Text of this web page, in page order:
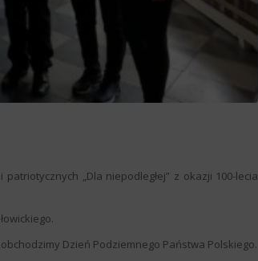
„Dla niepodległej” z okazji 100-lecia
Dzień Podziemnego Państwa Polskiego.